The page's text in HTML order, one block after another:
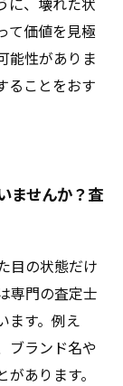
て価値を見極
能性がありま
ることをおす
ませんか？査
目の状態だけ
専門の査定士
ます。例え
ブランド名や
あります。